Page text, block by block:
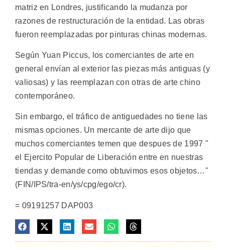
matriz en Londres, justificando la mudanza por
razones de restructuración de la entidad. Las obras
fueron reemplazadas por pinturas chinas modernas.
Según Yuan Piccus, los comerciantes de arte en
general envían al exterior las piezas más antiguas (y
valiosas) y las reemplazan con otras de arte chino
contemporáneo.
Sin embargo, el tráfico de antiguedades no tiene las
mismas opciones. Un mercante de arte dijo que
muchos comerciantes temen que despues de 1997 "
el Ejercito Popular de Liberación entre en nuestras
tiendas y demande como obtuvimos esos objetos…"
(FIN/IPS/tra-en/ys/cpg/ego/cr).
= 09191257 DAP003